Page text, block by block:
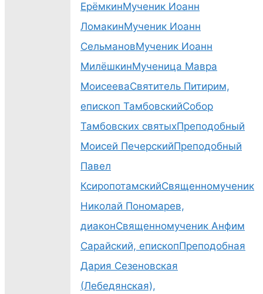
ЕрёмкинМученик Иоанн
ЛомакинМученик Иоанн
СельмановМученик Иоанн
МилёшкинМученица Мавра
МоисееваСвятитель Питирим,
епископ ТамбовскийСобор
Тамбовских святыхПреподобный
Моисей ПечерскийПреподобный
Павел
КсиропотамскийСвященномученик
Николай Пономарев,
диаконСвященномученик Анфим
Сарайский, епископПреподобная
Дария Сезеновская
(Лебедянская),